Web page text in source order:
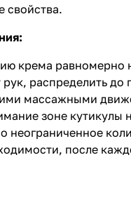
свойства.
крема равномерно
распределить до
массажными
зоне кутикулы
неограниченное
после